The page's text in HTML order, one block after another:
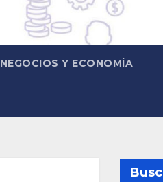
NEGOCIOS Y ECONOMÍA